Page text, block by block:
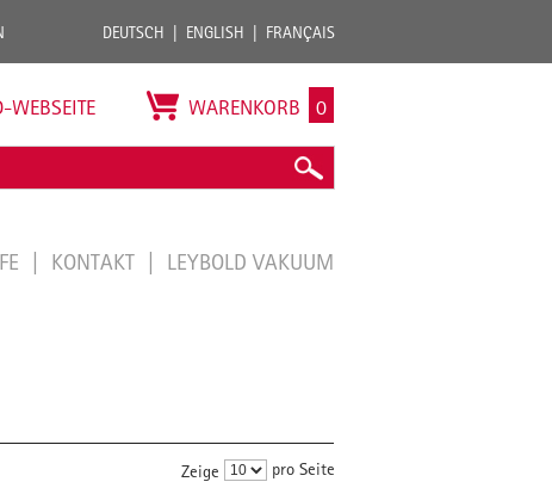
DEUTSCH ENGLISH FRANÇAIS
WEBSEITE WARENKORB 0
KONTAKT LEYBOLD VAKUUM
Zeige pro Seite